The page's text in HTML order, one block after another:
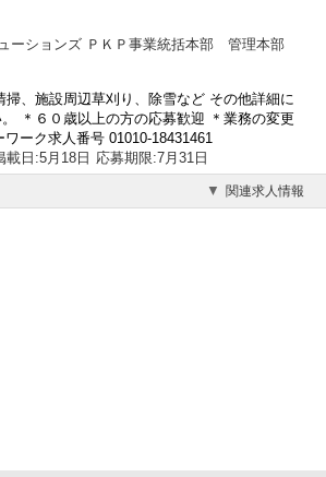
ーションズ ＰＫＰ事業統括本部 管理本部
施設周辺草刈り、除雪など その他詳細に
＊６０歳以上の方の応募歓迎 ＊業務の変更
ーク求人番号 01010-18431461
載日:5月18日 応募期限:7月31日
関連求人情報